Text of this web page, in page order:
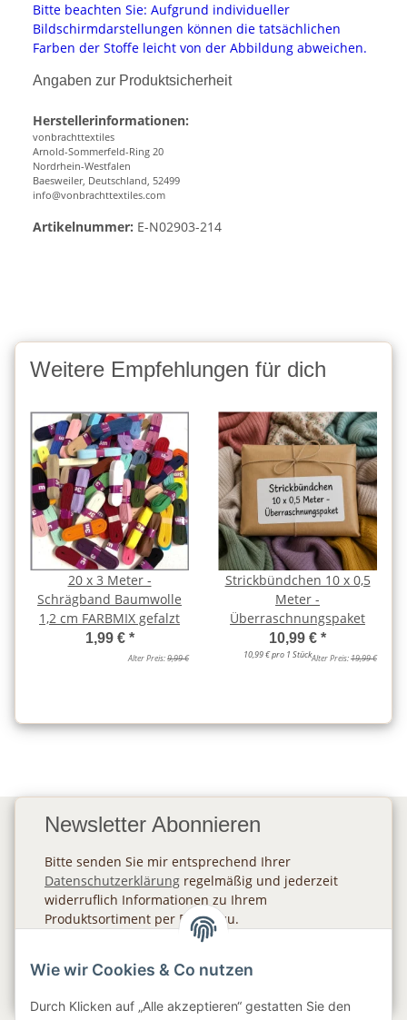
Bitte beachten Sie: Aufgrund individueller
Bildschirmdarstellungen können die tatsächlichen
Farben der Stoffe leicht von der Abbildung abweichen.
Angaben zur Produktsicherheit
Herstellerinformationen:
vonbrachttextiles
Arnold-Sommerfeld-Ring 20
Nordrhein-Westfalen
Baesweiler, Deutschland, 52499
info@vonbrachttextiles.com
Artikelnummer: E-N02903-214
Weitere Empfehlungen für dich
20 x 3 Meter -
Schrägband Baumwolle
1,2 cm FARBMIX gefalzt
1,99 € *
Alter Preis:9,99 €
Strickbündchen 10 x 0,5
Meter -
Überraschnungspaket
10,99 € *
10,99 € pro 1 StückAlter Preis:19,99 €
Newsletter Abonnieren
Bitte senden Sie mir entsprechend Ihrer
Datenschutzerklärung regelmäßig und jederzeit
widerruflich Informationen zu Ihrem
Produktsortiment per E-Mail zu.
Wie wir Cookies & Co nutzen
Durch Klicken auf „Alle akzeptieren“ gestatten Sie den